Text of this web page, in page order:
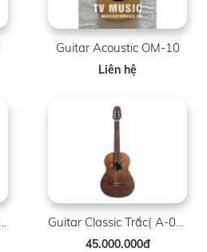
Guitar Acoustic OM-10
Liên hệ
45.000.000đ